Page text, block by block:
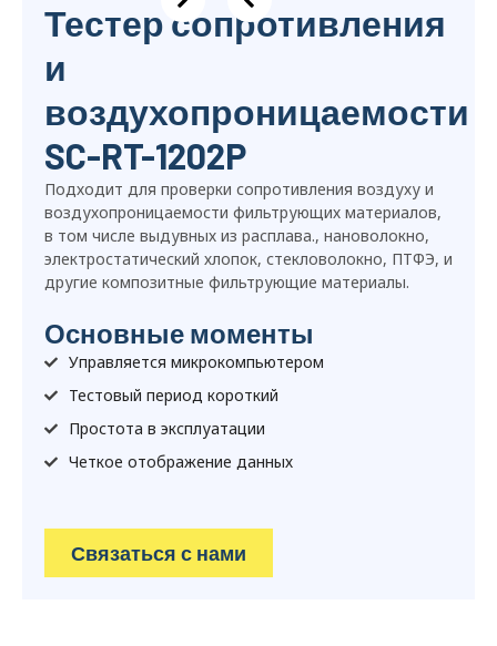
Тестер сопротивления
и
воздухопроницаемости
SC-RT-1202P
Подходит для проверки сопротивления воздуху и
воздухопроницаемости фильтрующих материалов,
в том числе выдувных из расплава., нановолокно,
электростатический хлопок, стекловолокно, ПТФЭ, и
другие композитные фильтрующие материалы.
Основные моменты
Управляется микрокомпьютером
Тестовый период короткий
Простота в эксплуатации
Четкое отображение данных
Связаться с нами